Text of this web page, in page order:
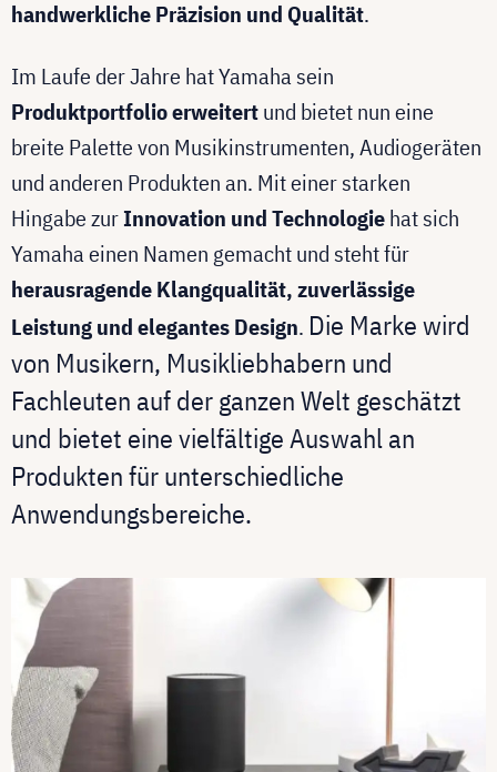
handwerkliche Präzision und Qualität.
Im Laufe der Jahre hat Yamaha sein
Produktportfolio erweitertund bietet nun eine
breite Palette von Musikinstrumenten, Audiogeräten
und anderen Produkten an. Mit einer starken
Hingabe zurInnovation und Technologiehat sich
Yamaha einen Namen gemacht und steht für
herausragende Klangqualität, zuverlässige
Leistung und elegantes Design. Die Marke wird
von Musikern, Musikliebhabern und
Fachleuten auf der ganzen Welt geschätzt
und bietet eine vielfältige Auswahl an
Produkten für unterschiedliche
Anwendungsbereiche.